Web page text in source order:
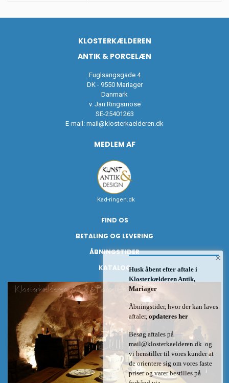
KLOSTERKÆLDEREN
ANTIK & PORCELÆN
Fuglsangsgade 4
DK - 9550 Mariager
Danmark
v. Jan Ringsmose
SE-25401263
E-mail: mail@klosterkaelderen.dk
MEDLEM AF
Kad-ringen.dk
FIND OS
BETALING OG LEVERING
ÅBNINGSTIDER
KATALOG
×
Husk åbent efter aftale i
Klosterkælderen Antik,
Mariager
Åbningstider, hvor der kan laves
aftaler, opdateres her
Besøg aftales på
mail@klosterkaelderen.dk og
vi henstiller til vores kunder at
de orientere sig om vores faste
priser og varer bestilles på